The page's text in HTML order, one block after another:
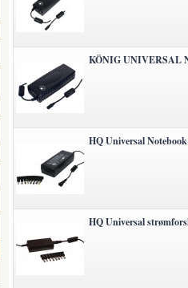
KÖNIG UNIVERSAL
HQ Universal
HQ Universal